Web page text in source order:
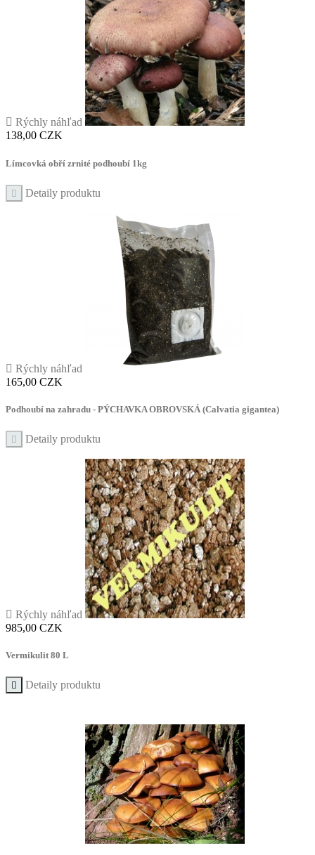
 Rýchly náhľad
Cena
138,00 CZK
Límcovká obří zrnité podhoubí 1kg
 Detaily produktu
 Rýchly náhľad
Cena
165,00 CZK
Podhoubí na zahradu - PÝCHAVKA OBROVSKÁ (Calvatia gigantea)
 Detaily produktu
 Rýchly náhľad
Cena
985,00 CZK
Vermikulit 80 L
 Detaily produktu